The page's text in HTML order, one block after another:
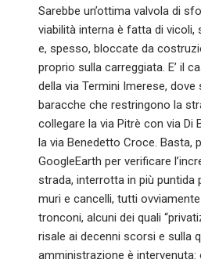
Sarebbe un’ottima valvola di
viabilità interna è fatta di
e, spesso, bloccate da
proprio sulla carreggiata. E’ il
della via Termini Imerese,
baracche che restringono la
collegare la via Pitrè con via Di
la via Benedetto Croce. Basta,
GoogleEarth per verificare
strada, interrotta in più puntida
muri e cancelli, tutti
tronconi, alcuni dei quali
risale ai decenni scorsi e sulla
amministrazione è